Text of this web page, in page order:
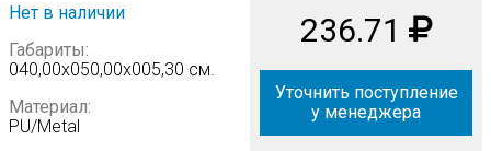
Нет в наличии
Габариты:
040,00х050,00х005,30 см.
Материал:
PU/Metal
236.71
Уточнить поступление
у менеджера